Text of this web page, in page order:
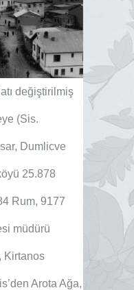
değiştirilmiş
(Sis.
Dumlicve
25.878
Rum, 9177
müdürü
Kirtanos
Arota Ağa,